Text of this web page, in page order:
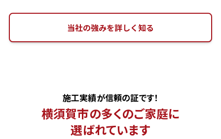
当社の強みを詳しく知る
施工実績が信頼の証です！
横須賀市の多くのご家庭に
選ばれています